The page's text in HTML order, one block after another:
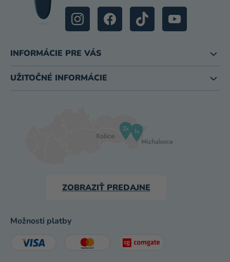
INFORMÁCIE PRE VÁS
UŽITOČNÉ INFORMÁCIE
ZOBRAZIŤ PREDAJNE
Možnosti platby